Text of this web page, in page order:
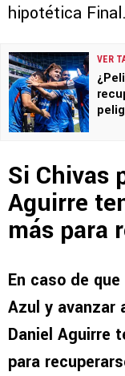
hipotética Final.
VER
Si Chivas
Aguirre
más para
En caso de
Azul y avanzar
Daniel Aguirre
para